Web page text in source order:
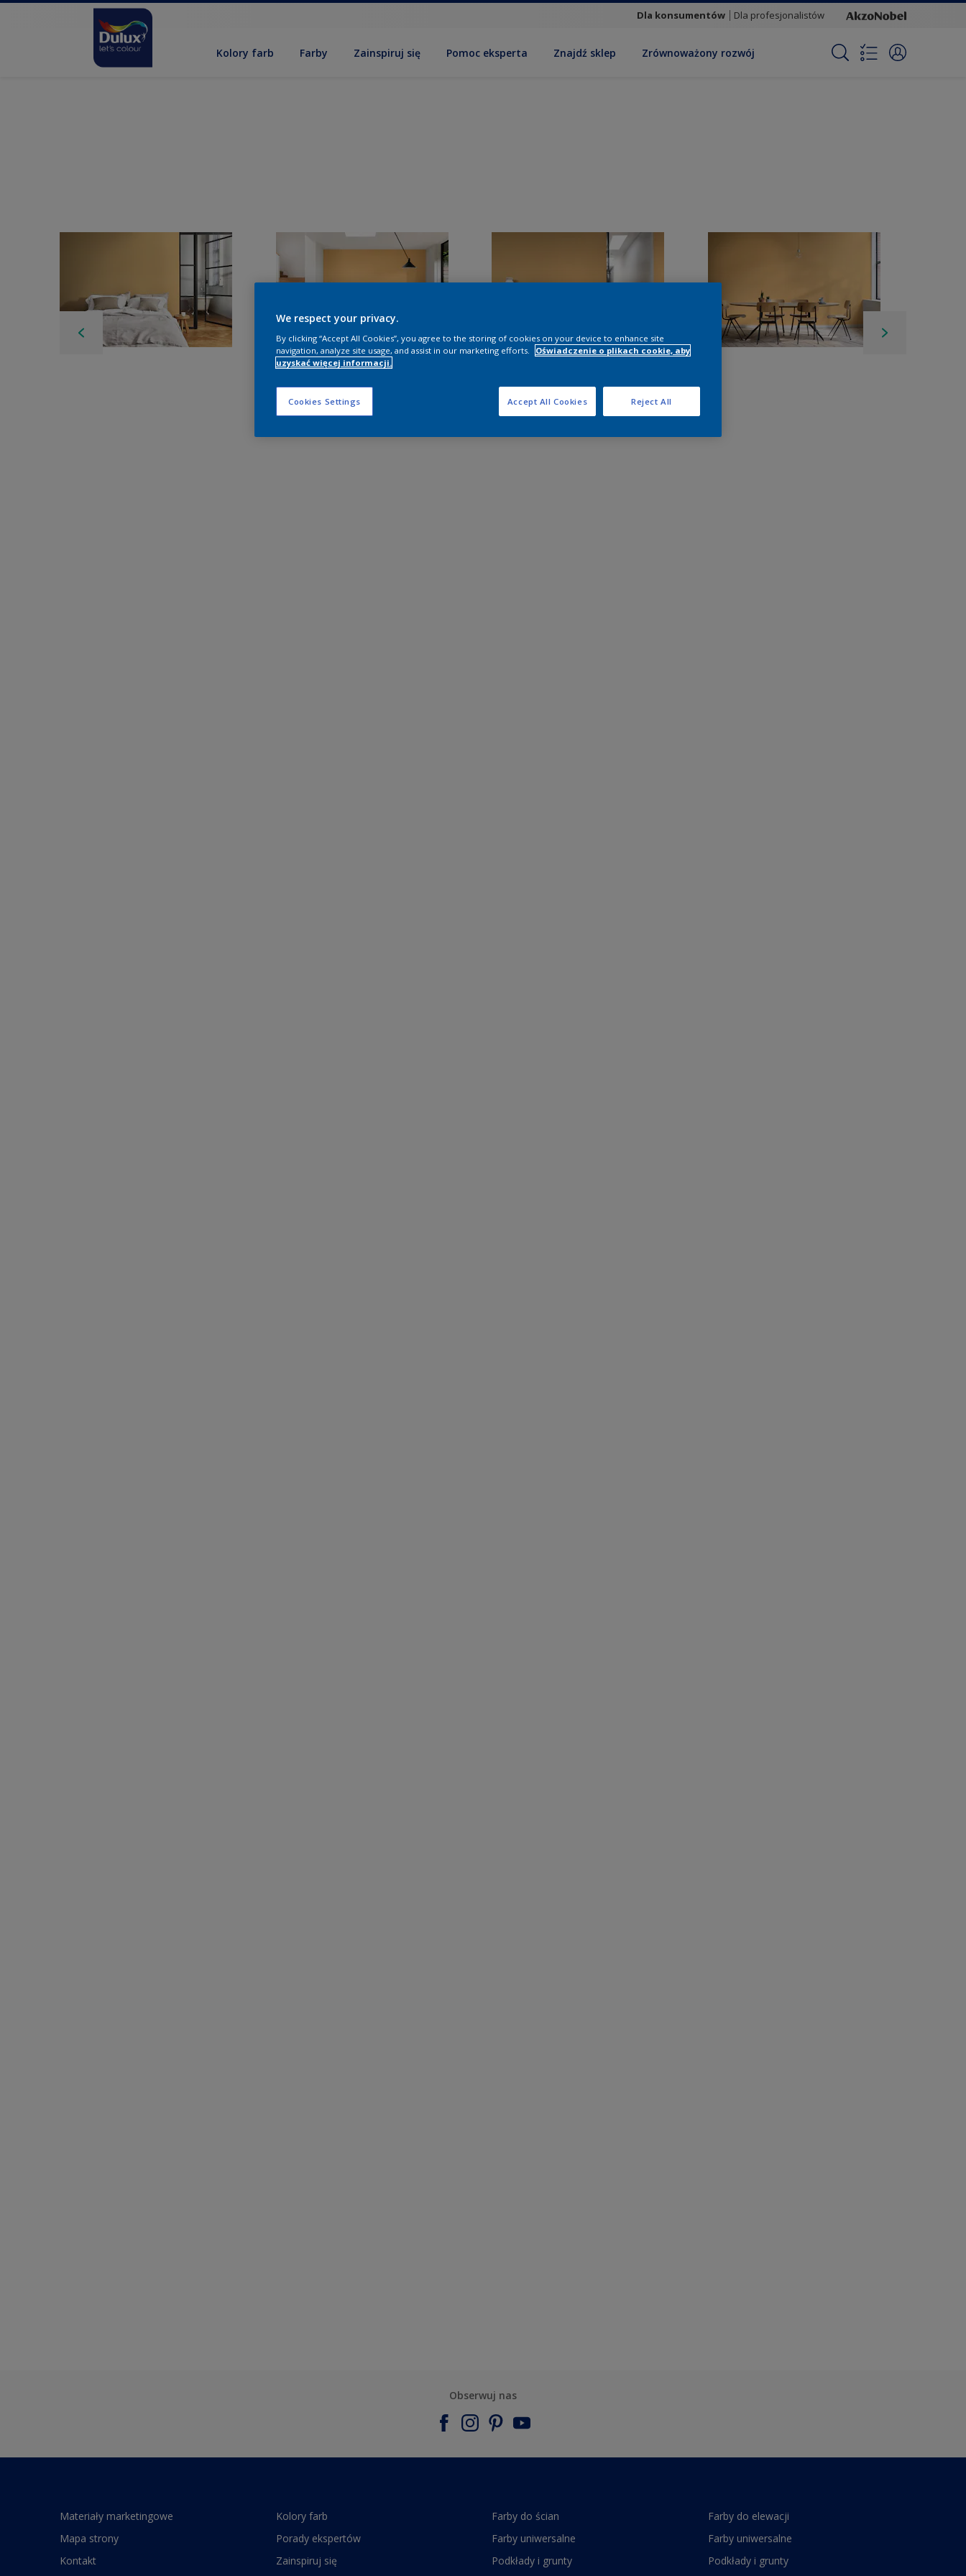
Dla konsumentów Dla profesjonalistów
Kolory farb Farby Zainspiruj się Pomoc eksperta Znajdź sklep Zrównoważony rozwój
Obserwuj nas
Materiały marketingowe
Mapa strony
Kontakt
Kolory farb
Porady ekspertów
Zainspiruj się
Farby do ścian
Farby uniwersalne
Podkłady i grunty
Farby do elewacji
Farby uniwersalne
Podkłady i grunty
We respect your privacy.
By clicking “Accept All Cookies”, you agree to the storing of cookies on your device to enhance site
navigation, analyze site usage, and assist in our marketing efforts.
Oświadczenie o plikach cookie, aby
uzyskać więcej informacji.
Cookies Settings Reject All
Accept All Cookies